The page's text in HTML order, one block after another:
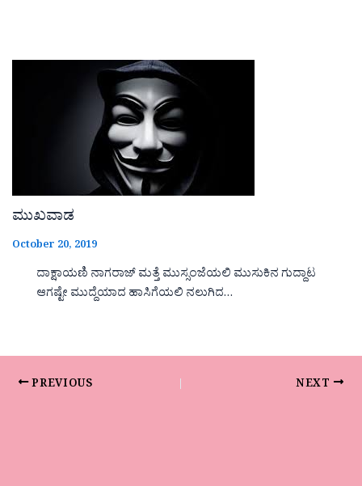
ಮುಖವಾಡ
October 20, 2019
ದಾಕ್ಷಾಯಣಿ ನಾಗರಾಜ್ ಮತ್ತೆ ಮುಸ್ಸಂಜೆಯಲಿ ಮುಸುಕಿನ ಗುದ್ದಾಟ
ಆಗಷ್ಟೇ ಮುದ್ದೆಯಾದ ಹಾಸಿಗೆಯಲಿ ನಲುಗಿದ…
PREVIOUS NEXT